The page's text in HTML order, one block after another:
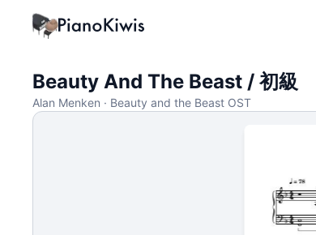
Beauty And The Beast / 初級
Alan Menken · Beauty and the Beast OST